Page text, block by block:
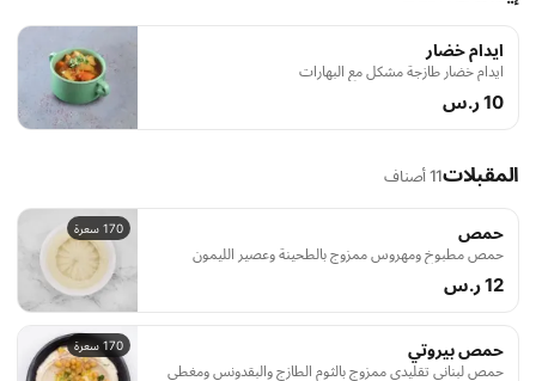
ايدام خضار
ايدام خضار طازجة مشكل مع البهارات
10 ر.س
المقبلات11 أصناف
170 سعرة حمص
حمص مطبوخ ومهروس ممزوج بالطحينة وعصير الليمون
12 ر.س
170 سعرة حمص بيروتي
حمص لبناني تقليدي ممزوج بالثوم الطازج والبقدونس ومغطى